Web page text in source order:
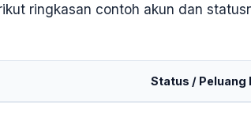
ringkasan contoh akun dan
Status / Peluang